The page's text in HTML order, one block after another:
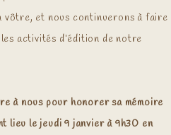
vôtre, et nous continuerons à faire
activités d’édition de notre
à nous pour honorer sa mémoire
lieu le jeudi 9 janvier à 9h30 en